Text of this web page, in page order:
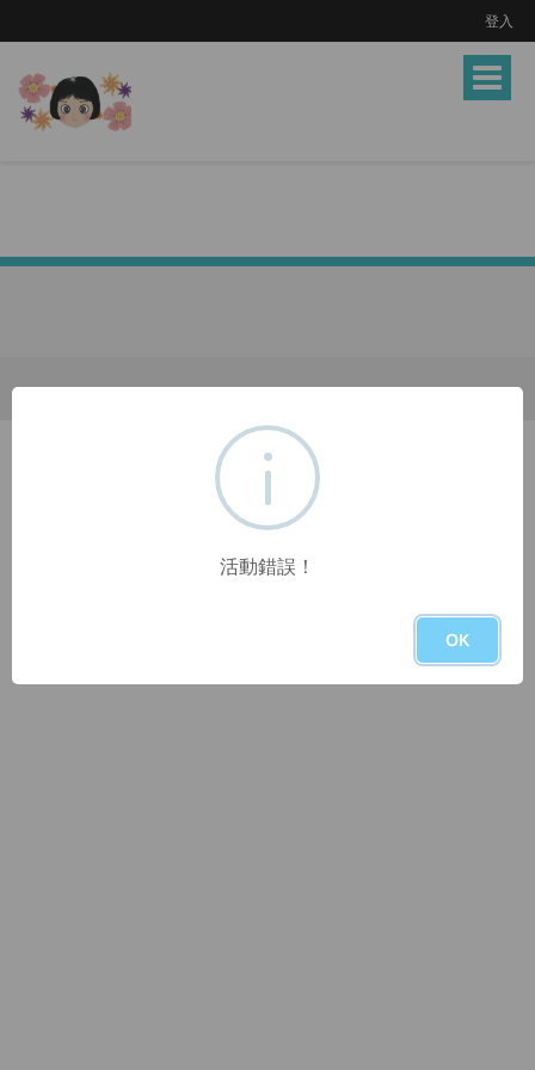
登入
Toggle
活動錯誤！
OK